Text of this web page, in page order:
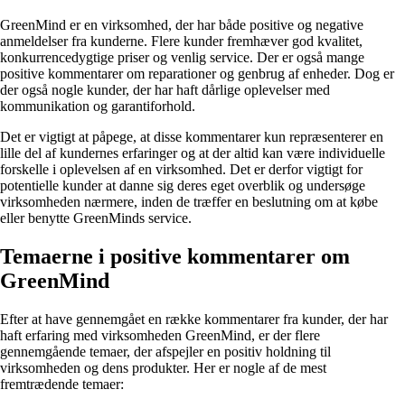
GreenMind er en virksomhed, der har både positive og negative
anmeldelser fra kunderne. Flere kunder fremhæver god kvalitet,
konkurrencedygtige priser og venlig service. Der er også mange
positive kommentarer om reparationer og genbrug af enheder. Dog er
der også nogle kunder, der har haft dårlige oplevelser med
kommunikation og garantiforhold.
Det er vigtigt at påpege, at disse kommentarer kun repræsenterer en
lille del af kundernes erfaringer og at der altid kan være individuelle
forskelle i oplevelsen af en virksomhed. Det er derfor vigtigt for
potentielle kunder at danne sig deres eget overblik og undersøge
virksomheden nærmere, inden de træffer en beslutning om at købe
eller benytte GreenMinds service.
Temaerne i positive kommentarer om
GreenMind
Efter at have gennemgået en række kommentarer fra kunder, der har
haft erfaring med virksomheden GreenMind, er der flere
gennemgående temaer, der afspejler en positiv holdning til
virksomheden og dens produkter. Her er nogle af de mest
fremtrædende temaer: